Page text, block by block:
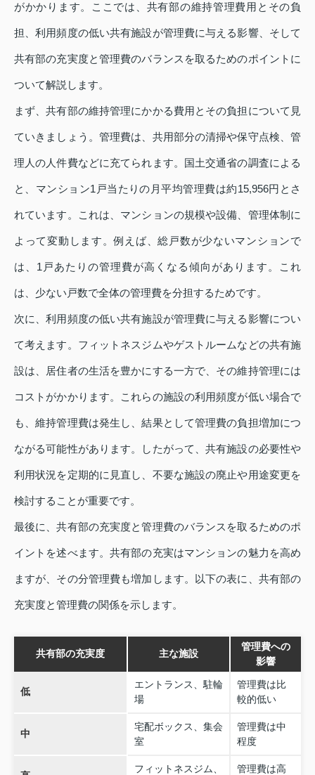
がかかります。ここでは、共有部の維持管理費用とその負
担、利用頻度の低い共有施設が管理費に与える影響、そして
共有部の充実度と管理費のバランスを取るためのポイントに
ついて解説します。
まず、共有部の維持管理にかかる費用とその負担について見
ていきましょう。管理費は、共用部分の清掃や保守点検、管
理人の人件費などに充てられます。国土交通省の調査による
と、マンション1戸当たりの月平均管理費は約15,956円とさ
れています。これは、マンションの規模や設備、管理体制に
よって変動します。例えば、総戸数が少ないマンションで
は、1戸あたりの管理費が高くなる傾向があります。これ
は、少ない戸数で全体の管理費を分担するためです。
次に、利用頻度の低い共有施設が管理費に与える影響につい
て考えます。フィットネスジムやゲストルームなどの共有施
設は、居住者の生活を豊かにする一方で、その維持管理には
コストがかかります。これらの施設の利用頻度が低い場合で
も、維持管理費は発生し、結果として管理費の負担増加につ
ながる可能性があります。したがって、共有施設の必要性や
利用状況を定期的に見直し、不要な施設の廃止や用途変更を
検討することが重要です。
最後に、共有部の充実度と管理費のバランスを取るためのポ
イントを述べます。共有部の充実はマンションの魅力を高め
ますが、その分管理費も増加します。以下の表に、共有部の
充実度と管理費の関係を示します。
共有部の充実度 主な施設
管理費への
影響
低
エントランス、駐輪
場
管理費は比
較的低い
中
宅配ボックス、集会
室
管理費は中
程度
フィットネスジム、 管理費は高